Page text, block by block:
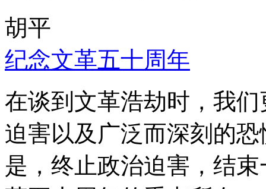
胡平
纪念文革五十周年
在谈到文革浩劫时，我
迫害以及广泛而深刻的
是，终止政治迫害，结